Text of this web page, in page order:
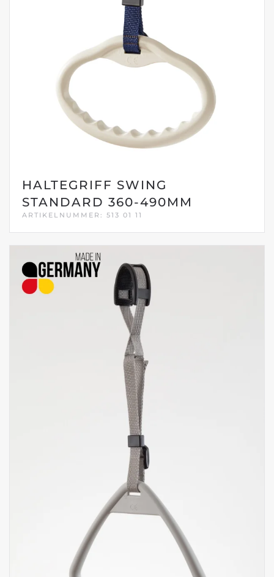
HALTEGRIFF SWING
STANDARD 360-490MM
ARTIKELNUMMER: 513 01 11